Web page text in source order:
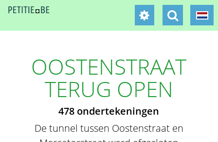
OOSTENSTRAAT
TERUG OPEN
478 ondertekeningen
De tunnel tussen Oostenstraat en